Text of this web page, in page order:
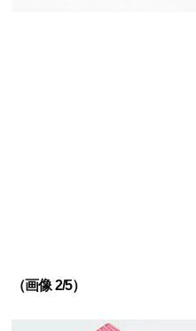
（画像 2/5）